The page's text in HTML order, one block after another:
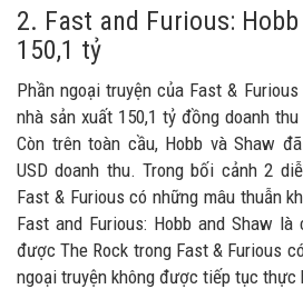
2. Fast and Furious:
150,1 tỷ
Phần ngoại truyện của Fast &
nhà sản xuất 150,1 tỷ đồng doanh
Còn trên toàn cầu, Hobb và Shaw
USD doanh thu. Trong bối cảnh 2
Fast & Furious có những mâu thuẫn
Fast and Furious: Hobb and Shaw
được The Rock trong Fast & Furious
ngoại truyện không được tiếp tục thực